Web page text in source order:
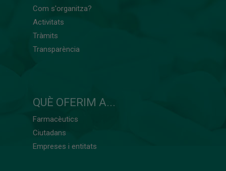
Com s'organitza?
Activitats
Tràmits
Transparència
QUÈ OFERIM A...
Farmacèutics
Ciutadans
Empreses i entitats